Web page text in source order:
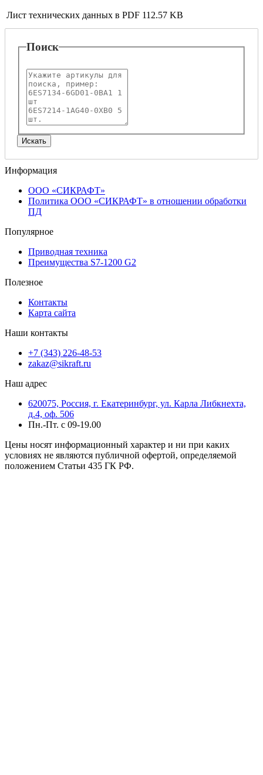
Лист технических данных в PDF 112.57 KB
Поиск
Информация
ООО «СИКРАФТ»
Политика ООО «СИКРАФТ» в отношении обработки
ПД
Популярное
Приводная техника
Преимущества S7-1200 G2
Полезное
Контакты
Карта сайта
Наши контакты
+7 (343) 226-48-53
zakaz@sikraft.ru
Наш адрес
620075, Россия, г. Екатеринбург, ул. Карла Либкнехта,
д.4, оф. 506
Пн.-Пт. с 09-19.00
Цены носят информационный характер и ни при каких
условиях не являются публичной офертой, определяемой
положением Статьи 435 ГК РФ.